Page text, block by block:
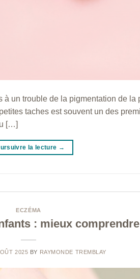
un trouble de la pigmentation de la
taches est souvent un des
[…]
la lecture →
ECZÉMA
: mieux
2025 BY RAYMONDE TREMBLAY